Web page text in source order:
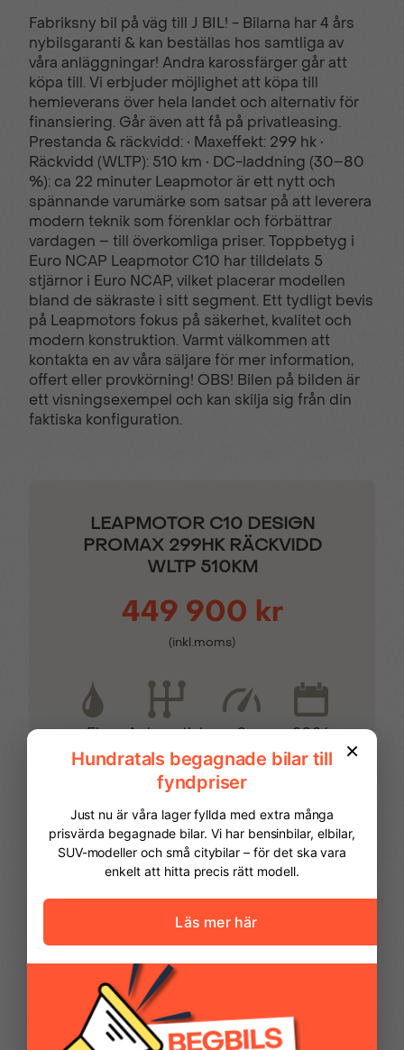
360° Surround View-
kamera
4-vägs el-justering
passagerarstol
4-vägs manuell
justering av ratt
6-vägs el-justering
förarstol
7 Airbags Adaptiv farthållare
Aktivt grillspjäll Appbutik
Automatisk
Multikollisionsbroms
Automatisk nödbroms
Automatiska
strålkastare
Automatiskt
nödbromssystem
“Camping Mode”
Digitalradio (DAB+) och
Direkt
däcktrycksövervakning
Dold bakrutetorkare Dubbla backljus
Dubbla LED-dimljus Däckreparationssats
Döda vinkeln-varning
El-höjdjustering av
strålkastare
Elektrisk
Eluppvärmd bakruta
Fabriksny bil på väg till J BIL! - Bilarna har 4 års
nybilsgaranti & kan beställas hos samtliga av
våra anläggningar! Andra karossfärger går att
köpa till. Vi erbjuder möjlighet att köpa till
hemleverans över hela landet och alternativ för
finansiering. Går även att få på privatleasing.
Prestanda & räckvidd: • Maxeffekt: 299 hk •
Räckvidd (WLTP): 510 km • DC-laddning (30–80
%): ca 22 minuter Leapmotor är ett nytt och
spännande varumärke som satsar på att leverera
modern teknik som förenklar och förbättrar
vardagen – till överkomliga priser. Toppbetyg i
Euro NCAP Leapmotor C10 har tilldelats 5
stjärnor i Euro NCAP, vilket placerar modellen
bland de säkraste i sitt segment. Ett tydligt bevis
på Leapmotors fokus på säkerhet, kvalitet och
modern konstruktion. Varmt välkommen att
kontakta en av våra säljare för mer information,
offert eller provkörning! OBS! Bilen på bilden är
ett visningsexempel och kan skilja sig från din
faktiska konfiguration.
LEAPMOTOR C10 DESIGN
PROMAX 299HK RÄCKVIDD
WLTP 510KM
449 900 kr
(inkl.moms)
El Automatisk 0 2026
FINANSIERING
Vi hjälper dig att ordna finansiering av
din bil. Här kan du räkna ut din
månadskostnad och även göra en
ansökan online.